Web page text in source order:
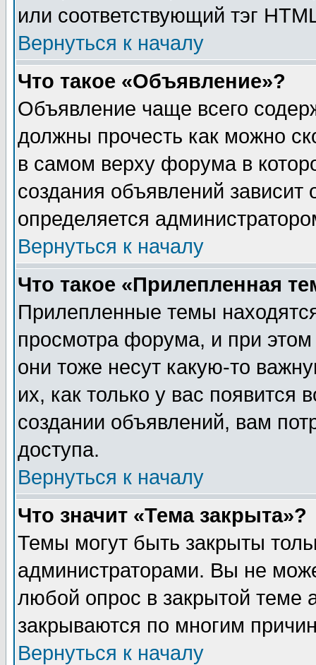
или соответствующий тэг
Вернуться к началу
Что такое «Объявление»?
Объявление чаще всего
должны прочесть как можно
в самом верху форума в
создания объявлений зависит
определяется
Вернуться к началу
Что такое «Прилепленная
Прилепленные темы
просмотра форума, и при
они тоже несут какую-то
их, как только у вас появится
создании объявлений, вам
доступа.
Вернуться к началу
Что значит «Тема закрыта»?
Темы могут быть закрыты
администраторами. Вы не
любой опрос в закрытой теме
закрываются по многим
Вернуться к началу